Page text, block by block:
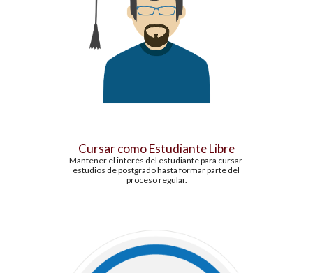
Cursar como Estudiante Libre
Mantener el interés del estudiante para cursar
estudios de postgrado hasta formar parte del
proceso regular.